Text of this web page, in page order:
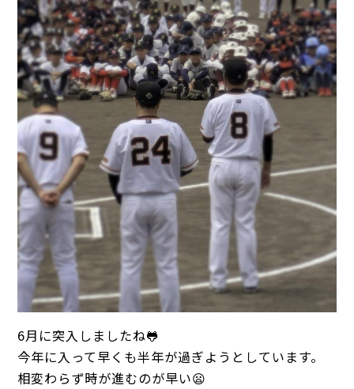
6月に突入しましたね🐸
今年に入って早くも半年が過ぎようとしています。
相変わらず時が進むのが早い😦